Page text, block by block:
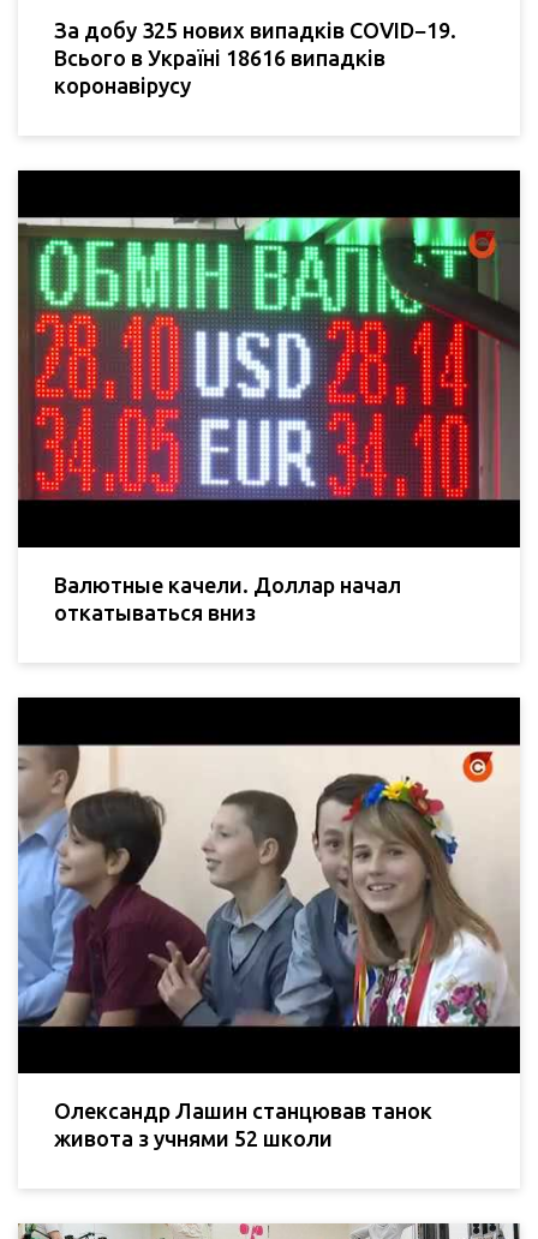
За добу 325 нових випадків COVID−19.
Всього в Україні 18616 випадків
коронавірусу
Валютные качели. Доллар начал
откатываться вниз
Олександр Лашин станцював танок
живота з учнями 52 школи